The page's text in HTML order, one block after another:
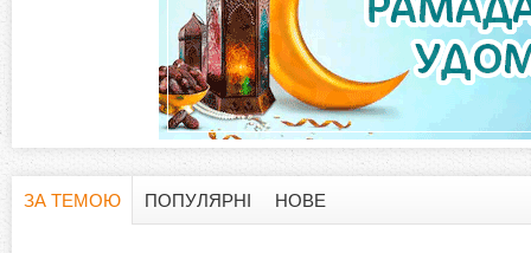
ЗА ТЕМОЮ
ПОПУЛЯРНІ НОВЕ